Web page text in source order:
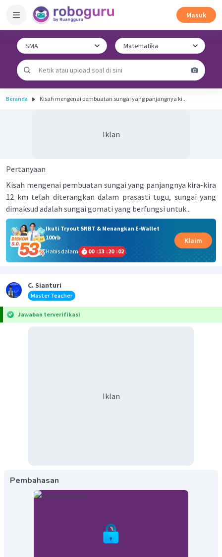
Masuk
Beranda Kisah mengenai pembuatan sungai yang panjangnya ki...
Iklan
Pertanyaan
Kisah mengenai pembuatan sungai yang panjangnya kira-kira
12 km telah diterangkan dalam prasasti tugu, sungai yang
dimaksud adalah sungai gomati yang berfungsi untuk...
Ikuti Tryout SNBT & Menangkan E-Wallet
100rb
Habis dalam
00 :13 :20 :02
Klaim
C. Sianturi
Master Teacher
Jawaban terverifikasi
Iklan
Pembahasan